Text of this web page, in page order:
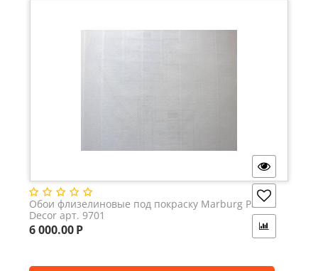
Обои флизелиновые под покраску Marburg Patent
Decor арт. 9701
6 000.00Р